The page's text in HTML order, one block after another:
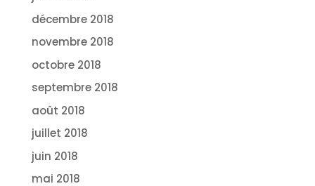
décembre 2018
novembre 2018
octobre 2018
septembre 2018
août 2018
juillet 2018
juin 2018
mai 2018